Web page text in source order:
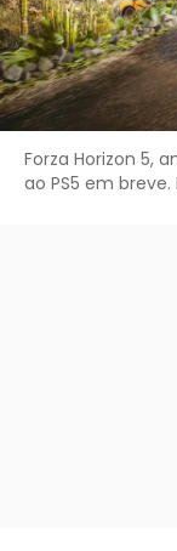
Forza Horizon 5,
ao PS5 em